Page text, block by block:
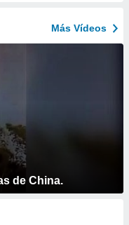
Más Vídeos
de China.